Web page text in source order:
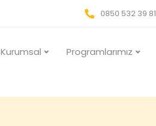
0850 532 39 81
Kurumsal Programlarımız